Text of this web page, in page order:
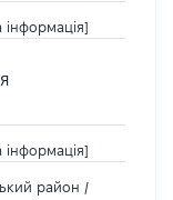
інформація]
інформація]
район /